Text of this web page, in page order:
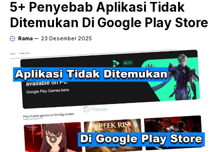
5+ Penyebab Aplikasi Tidak
Ditemukan Di Google Play Store
Rama 23 Desember 2025